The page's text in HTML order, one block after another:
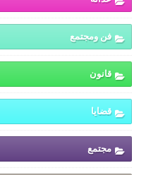
فن ومجتمع
قانون
قضايا
مجتمع